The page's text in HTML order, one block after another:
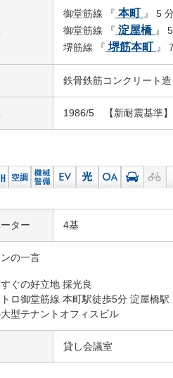
御堂筋線 『 本町 』 5
御堂筋線 『 淀屋橋 』
堺筋線 『 堺筋本町 』
鉄骨鉄筋コンクリート
1986/5 【新耐震基準
ター 4基
の一言
ぐの好立地 採光良
ロ御堂筋線 本町駅徒歩5分 淀屋橋
型テナントオフィスビル
貸し会議室